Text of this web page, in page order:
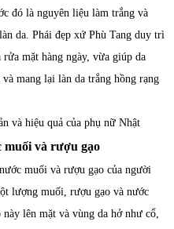
đó là nguyên liệu làm trắng và
da. Phái đẹp xứ Phù Tang duy trì
mặt hàng ngày, vừa giúp da
mang lại làn da trắng hồng rạng
và rượu gạo
muối và rượu gạo của người
lượng muối, rượu gạo và nước
lên mặt và vùng da hở như cổ,